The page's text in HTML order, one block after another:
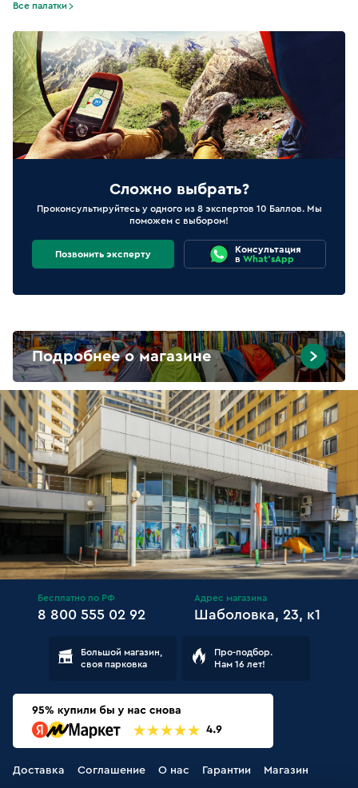
Все палатки
Сложно выбрать?
Проконсультируйтесь у одного из 8 экспертов 10 Баллов. Мы
поможем с выбором!
Позвонить эксперту
Консультация
в What'sApp
Подробнее о магазине
Бесплатно по РФ
8 800 555 02 92
Адрес магазина
Шаболовка, 23, к1
Большой магазин,
своя парковка
Про-подбор.
Нам 16 лет!
Доставка Соглашение О нас Гарантии Магазин